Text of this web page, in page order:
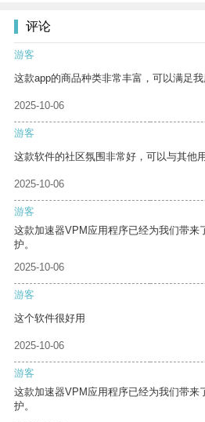
评论
游客
这款app的商品种类非常丰富，可以满足我
2025-10-06
游客
这款软件的社区氛围非常好，可以与其他
2025-10-06
游客
这款加速器VPM应用程序已经为我们带来
护。
2025-10-06
游客
这个软件很好用
2025-10-06
游客
这款加速器VPM应用程序已经为我们带来
护。